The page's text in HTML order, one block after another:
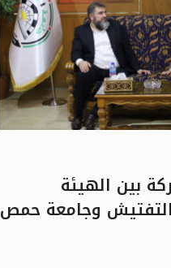
بين الهيئة
والتفتيش وجامعة حمص